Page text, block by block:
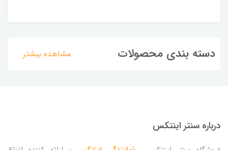
دسته بندی محصولات مشاهده بیشتر
درباره سنتر اینتکس